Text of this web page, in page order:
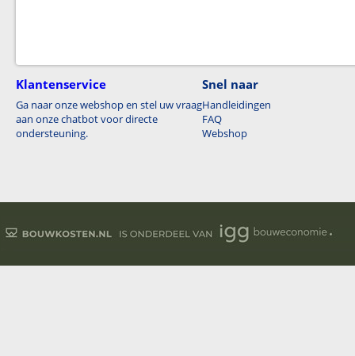
Klantenservice
Ga naar onze webshop en stel uw vraag
aan onze chatbot voor directe
ondersteuning.
Snel naar
Handleidingen
FAQ
Webshop